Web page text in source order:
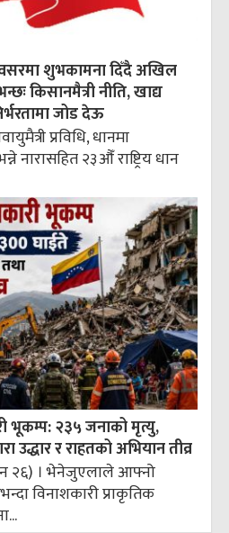
शुभकामना दिँदै अखिल
किसानमैत्री नीति, खाद्य
जोड देऊ
प्रविधि, धानमा
नारासहित २३औँ राष्ट्रिय धान
भूकम्प: २३५ जनाको मृत्यु,
उद्धार र राहतको अभियान तीव्र
२६) । भेनेजुएलाले आफ्नो
विनाशकारी प्राकृतिक